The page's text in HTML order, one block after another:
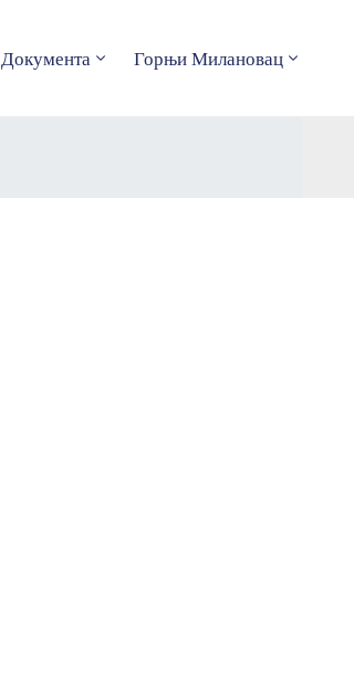
Документа Горњи Милановац